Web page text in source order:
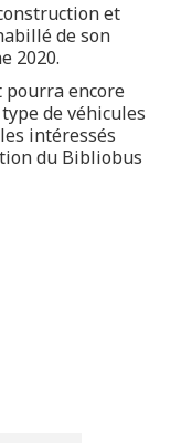
et
de son
2020.
pourra encore
de véhicules
intéressés
du Bibliobus